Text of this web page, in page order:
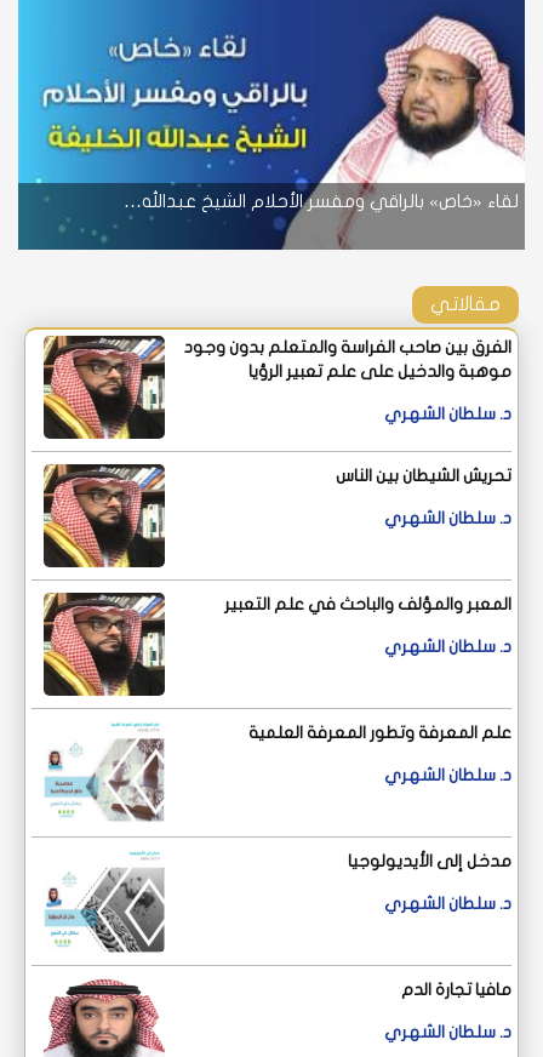
لقاء «خاص» بالراقي ومفسر الأحلام الشيخ عبدالله…
مقالاتي
الفرق بين صاحب الفراسة والمتعلم بدون وجود
موهبة والدخيل على علم تعبير الرؤيا
د. سلطان الشهري
تحريش الشيطان بين الناس
د. سلطان الشهري
المعبر والمؤلف والباحث في علم التعبير
د. سلطان الشهري
علم المعرفة وتطور المعرفة العلمية
د. سلطان الشهري
مدخل إلى الأيديولوجيا
د. سلطان الشهري
مافيا تجارة الدم
د. سلطان الشهري